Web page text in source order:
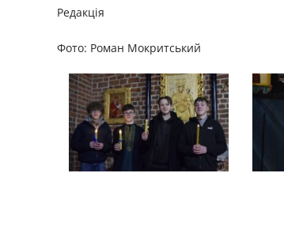
Редакція
Фото: Роман Мокритський